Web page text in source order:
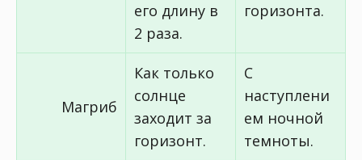
его длину в
2 раза.
горизонта.
Магриб
Как только
солнце
заходит за
горизонт.
С
наступлени
ем ночной
темноты.